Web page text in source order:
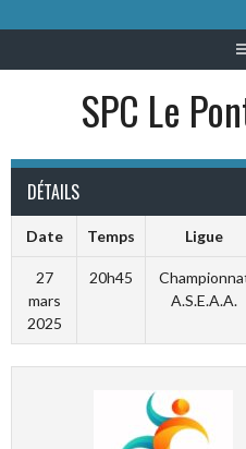
SPC Le
DÉTAILS
Date Temps Ligue
27
mars
2025
20h45
A.S.E.A.A.